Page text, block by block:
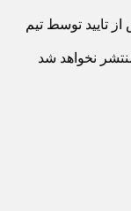
تایید توسط تیم
نخواهد شد